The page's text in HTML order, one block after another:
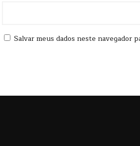
Salvar meus dados neste navegador